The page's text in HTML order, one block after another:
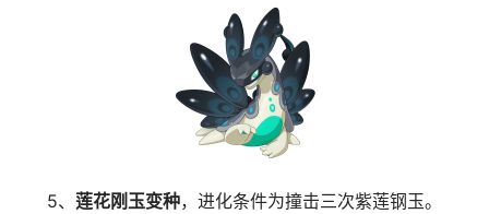
5、 莲花刚玉变种，进化条件为撞击三次紫莲钢玉。